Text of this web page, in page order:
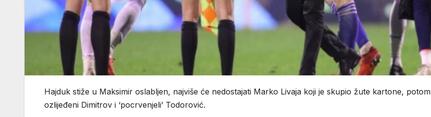
Hajduk stiže u Maksimir oslabljen, najviše će nedostajati Marko Livaja koji je skupio žute kartone, potom
ozlijeđeni Dimitrov i ‘pocrvenjeli’ Todorović.